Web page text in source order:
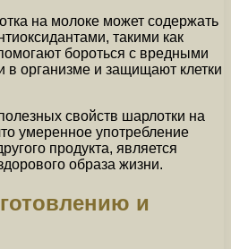
на молоке может содержать
такими как
бороться с вредными
организме и защищают клетки
свойств шарлотки на
умеренное употребление
продукта, является
образа жизни.
и